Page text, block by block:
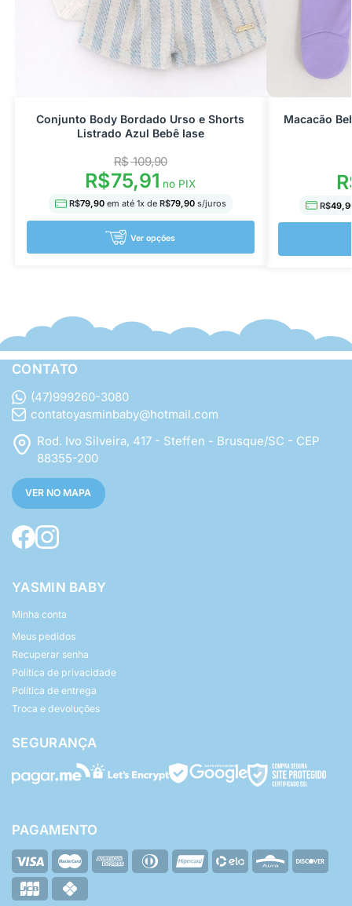
Conjunto Body Bordado Urso e Shorts
Listrado Azul Bebê Iase
R$109,90
R$75,91 no PIX
R$79,90 em até 1x de R$79,90s/juros
Ver opções
Macacão
R$
CONTATO
(47)999260-3080
contatoyasminbaby@hotmail.com
Rod. Ivo Silveira, 417 - Steffen - Brusque/SC - CEP
88355-200
VER NO MAPA
YASMIN BABY
Minha conta
Meus pedidos
Recuperar senha
Política de privacidade
Política de entrega
Troca e devoluções
SEGURANÇA
PAGAMENTO